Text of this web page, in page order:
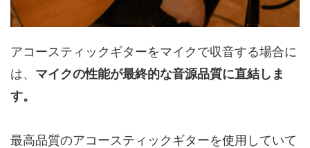
アコースティックギターをマイクで収音する場合に
は、 マイクの性能が最終的な音源品質に直結しま
す。
最高品質のアコースティックギターを使用していて